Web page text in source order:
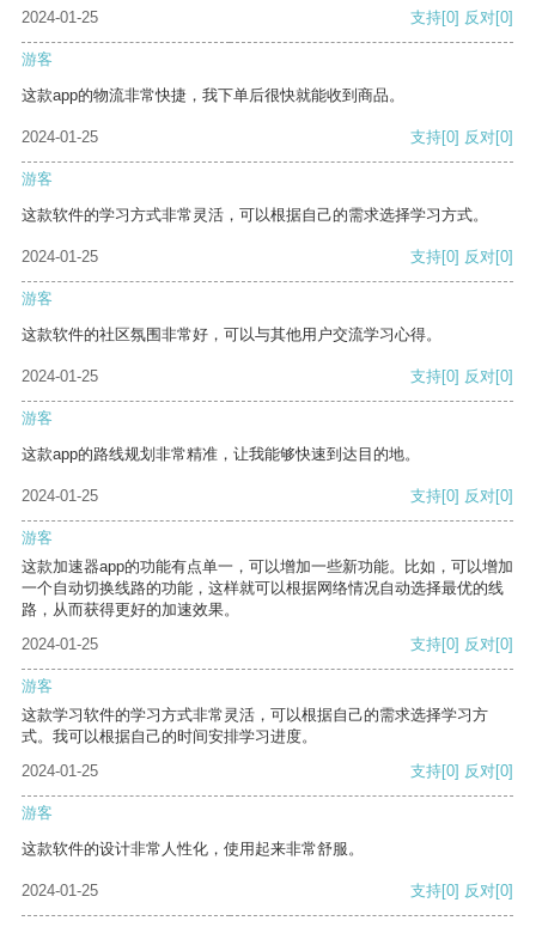
2024-01-25 支持[0] 反对[0]
游客
这款app的物流非常快捷，我下单后很快就能收到商品。
2024-01-25 支持[0] 反对[0]
游客
这款软件的学习方式非常灵活，可以根据自己的需求选择学习方式。
2024-01-25 支持[0] 反对[0]
游客
这款软件的社区氛围非常好，可以与其他用户交流学习心得。
2024-01-25 支持[0] 反对[0]
游客
这款app的路线规划非常精准，让我能够快速到达目的地。
2024-01-25 支持[0] 反对[0]
游客
这款加速器app的功能有点单一，可以增加一些新功能。比如，可以增加
一个自动切换线路的功能，这样就可以根据网络情况自动选择最优的线
路，从而获得更好的加速效果。
2024-01-25
支持[0] 反对[0]
游客
这款学习软件的学习方式非常灵活，可以根据自己的需求选择学习方
式。我可以根据自己的时间安排学习进度。
2024-01-25
支持[0] 反对[0]
游客
这款软件的设计非常人性化，使用起来非常舒服。
2024-01-25 支持[0] 反对[0]